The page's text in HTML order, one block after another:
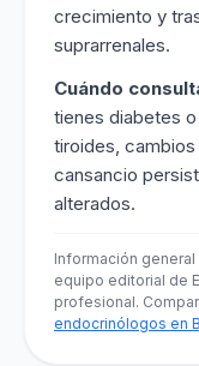
crecimiento y
suprarrenales.
Cuándo
tienes diabetes
tiroides,
cansancio
alterados.
Información
equipo editorial de
profesional.
endocrinólogos en